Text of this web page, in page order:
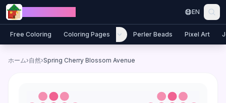
Skip to content
EN
Free Coloring Coloring Pages Perler Beads Pixel Art
ホーム›自然›Spring Cherry Blossom Avenue